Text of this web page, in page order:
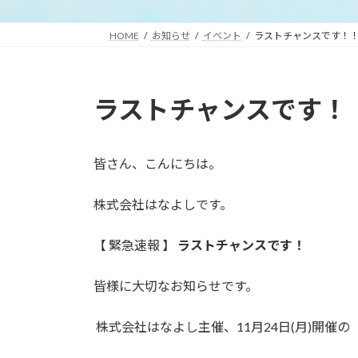
HOME お知らせ イベント ラストチャンスです！
ラストチャンスです！
皆さん、こんにちは。
株式会社はなよしです。
【 緊急速報 】 ラストチャンスです！
皆様に大切なお知らせです。
株式会社はなよし主催、11月24日(月)開催の